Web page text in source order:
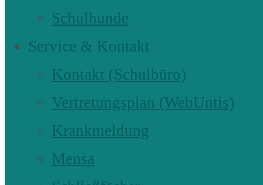
Schulhunde
Service & Kontakt
Kontakt (Schulbüro)
Vertretungsplan (WebUntis)
Krankmeldung
Mensa